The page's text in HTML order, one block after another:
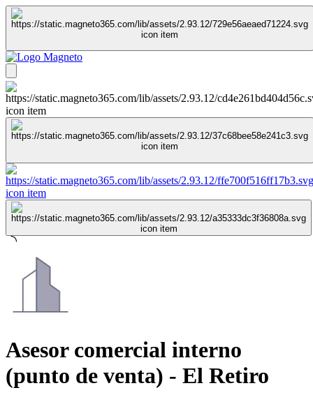
Asesor comercial interno
(punto de venta) - El Retiro